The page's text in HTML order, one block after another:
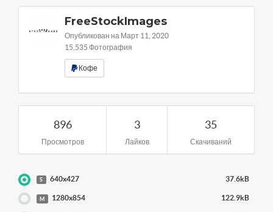
FreeStockImages
Опубликован на Март 11, 2020
15,535 Фотография
Кофе
896
Просмотров
3
Лайков
35
Скачиваний
S 640x427 37.6kB
M 1280x854 122.9kB